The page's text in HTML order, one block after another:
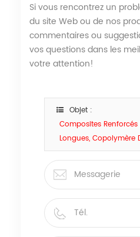
Si vous rencontrez un
du site Web ou de nos
commentaires ou
vos questions dans les
votre attention!
Objet :
Composites Renforcés
Longues, Copolymère